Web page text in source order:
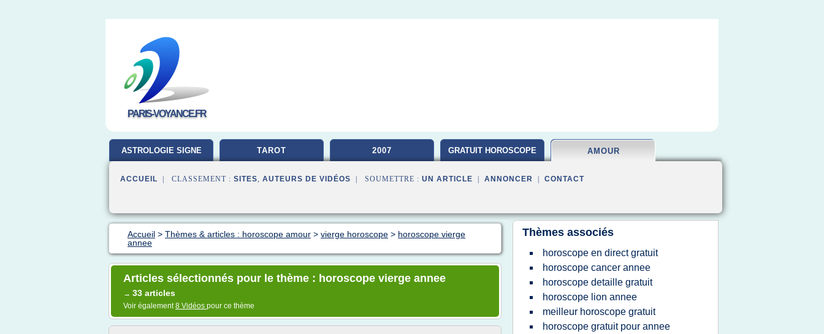
PARIS-VOYANCE.FR
ASTROLOGIE SIGNE TAROT 2007 GRATUIT HOROSCOPE AMOUR
ACCUEIL | CLASSEMENT : SITES, AUTEURS DE VIDÉOS | SOUMETTRE : UN ARTICLE ANNONCER CONTACT
Accueil > Thèmes & articles : horoscope amour > vierge horoscope > horoscope vierge
annee
Articles sélectionnés pour le thème : horoscope vierge annee
→ 33 articles
Voir également8 Vidéos pour ce thème
Thèmes associés
horoscope en direct gratuit
horoscope cancer annee
horoscope detaille gratuit
horoscope lion annee
meilleur horoscope gratuit
horoscope gratuit pour annee